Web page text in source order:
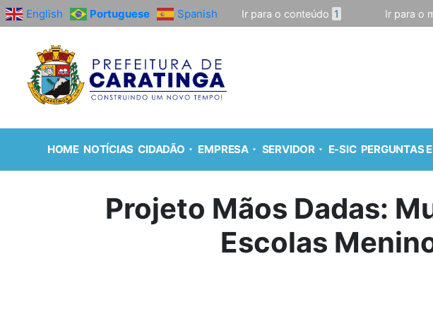
English Portuguese Spanish Ir para o conteúdo 1 Ir para o
HOME NOTÍCIAS CIDADÃO EMPRESA SERVIDOR E-SIC PERGUNTAS
Projeto Mãos Dadas:
Escolas